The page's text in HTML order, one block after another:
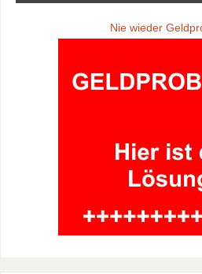
Nie wieder